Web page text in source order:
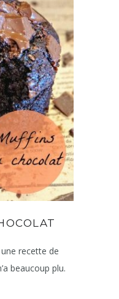
recette de
beaucoup plu.